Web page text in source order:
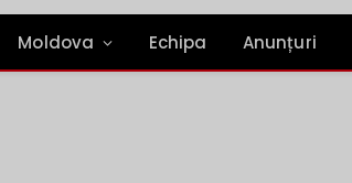
Moldova Echipa Anunțuri